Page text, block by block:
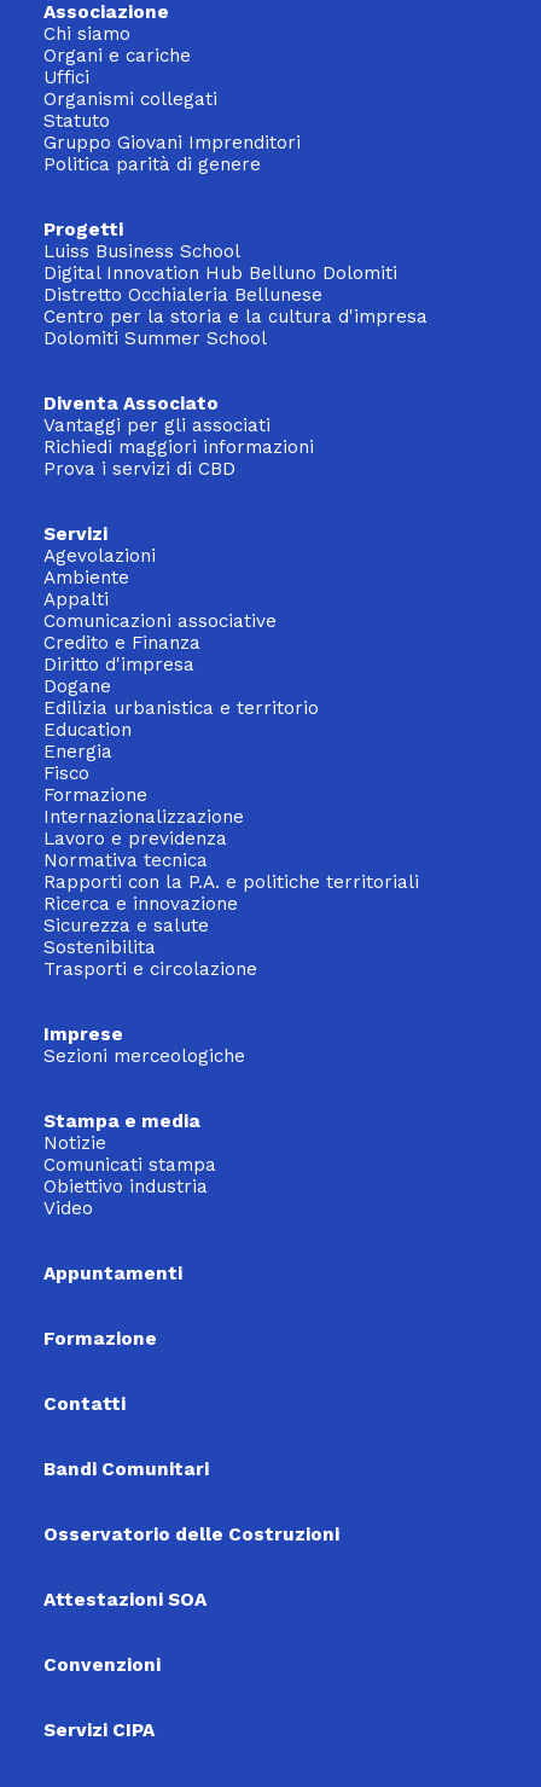
Associazione
Chi siamo
Organi e cariche
Uffici
Organismi collegati
Statuto
Gruppo Giovani Imprenditori
Politica parità di genere
Progetti
Luiss Business School
Digital Innovation Hub Belluno Dolomiti
Distretto Occhialeria Bellunese
Centro per la storia e la cultura d'impresa
Dolomiti Summer School
Diventa Associato
Vantaggi per gli associati
Richiedi maggiori informazioni
Prova i servizi di CBD
Servizi
Agevolazioni
Ambiente
Appalti
Comunicazioni associative
Credito e Finanza
Diritto d'impresa
Dogane
Edilizia urbanistica e territorio
Education
Energia
Fisco
Formazione
Internazionalizzazione
Lavoro e previdenza
Normativa tecnica
Rapporti con la P.A. e politiche territoriali
Ricerca e innovazione
Sicurezza e salute
Sostenibilita
Trasporti e circolazione
Imprese
Sezioni merceologiche
Stampa e media
Notizie
Comunicati stampa
Obiettivo industria
Video
Appuntamenti
Formazione
Contatti
Bandi Comunitari
Osservatorio delle Costruzioni
Attestazioni SOA
Convenzioni
Servizi CIPA